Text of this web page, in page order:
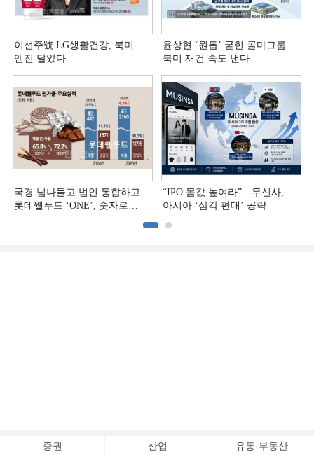
이선주號 LG생활건강, 북미
엔진 달았다
윤상현 ‘원톱ʼ 굳힌 콜마그룹…
북미 재건 속도 낸다
국경 넘나들고 법인 통합하고…
롯데웰푸드 ‘ONE’, 숫자로
“IPO 몸값 높여라”…무신사,
아시아 ‘삼각 편대’ 공략
증권 산업 유통·부동산